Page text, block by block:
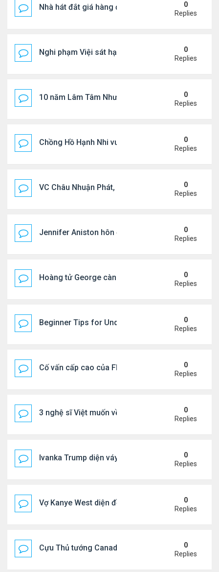
Nhà hát đắt giá hàng đầu tg ở VN
0
Replies
Nghi phạm Việi sát hại cụ bà 91 tuổi, phi tang xác
0
Replies
10 năm Lâm Tâm Như - Hoắc Kiến Hoa
0
Replies
Chồng Hồ Hạnh Nhi vui vẻ ôm người cũ của vợ
0
Replies
VC Châu Nhuận Phát, Lưu Gia Linh viếng vợ cũ ..
0
Replies
Jennifer Aniston hôn đắm đuối bạn trai trên du
0
Replies
Hoàng tử George càng lớn càng điển trai0
Replies
Beginner Tips for Understanding Diablo 4 Items
0
Replies
Cố vấn cấp cao của FIFA từ chức để phán đối
0
Replies
3 nghệ sĩ Việt muốn về VN nhưng số phận an bài
0
Replies
Ivanka Trump diện váy hở eo táo bạo, khoe vòng
0
Replies
Vợ Kanye West diện đồ xẻ bạo, dự tiệc ở đảo Ibiza
0
Replies
Cựu Thủ tướng Canada đắm đuối khóa môi Katy
0
Replies